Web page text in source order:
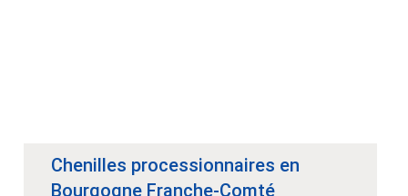
Chenilles processionnaires en
Bourgogne Franche-Comté